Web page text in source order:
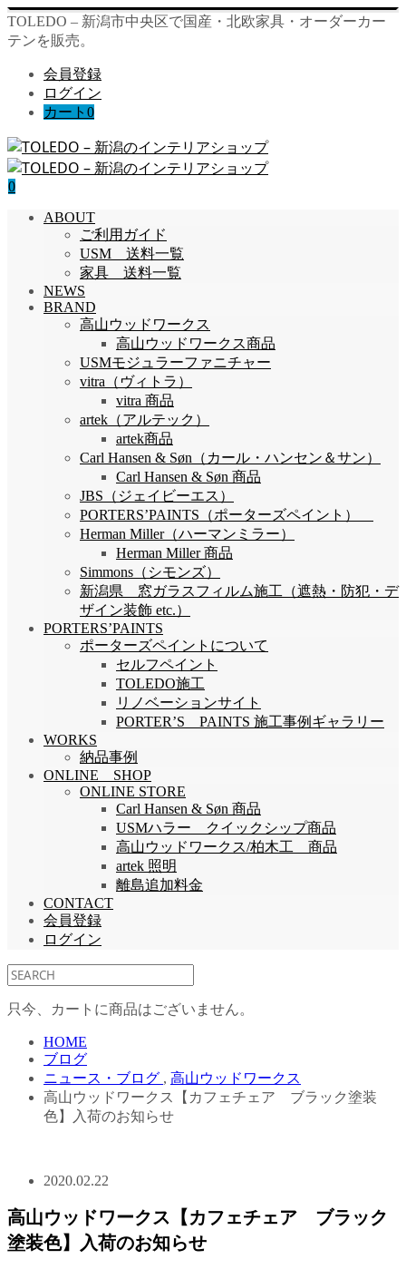
TOLEDO – 新潟市中央区で国産・北欧家具・オーダーカー
テンを販売。
会員登録
ログイン
カート 0
0
ABOUT
ご利用ガイド
USM 送料一覧
家具 送料一覧
NEWS
BRAND
高山ウッドワークス
高山ウッドワークス商品
USMモジュラーファニチャー
vitra（ヴィトラ）
vitra 商品
artek（アルテック）
artek商品
Carl Hansen & Søn（カール・ハンセン＆サン）
Carl Hansen & Søn 商品
JBS（ジェイビーエス）
PORTERS’PAINTS（ポーターズペイント）
Herman Miller（ハーマンミラー）
Herman Miller 商品
Simmons（シモンズ）
新潟県 窓ガラスフィルム施工（遮熱・防犯・デ
ザイン装飾 etc.）
PORTERS’PAINTS
ポーターズペイントについて
セルフペイント
TOLEDO施工
リノベーションサイト
PORTER’S PAINTS 施工事例ギャラリー
WORKS
納品事例
ONLINE SHOP
ONLINE STORE
Carl Hansen & Søn 商品
USMハラー クイックシップ商品
高山ウッドワークス/柏木工 商品
artek 照明
離島追加料金
CONTACT
会員登録
ログイン
只今、カートに商品はございません。
HOME
ブログ
ニュース・ブログ , 高山ウッドワークス
高山ウッドワークス【カフェチェア ブラック塗装
色】入荷のお知らせ
2020.02.22
高山ウッドワークス【カフェチェア ブラック
塗装色】入荷のお知らせ